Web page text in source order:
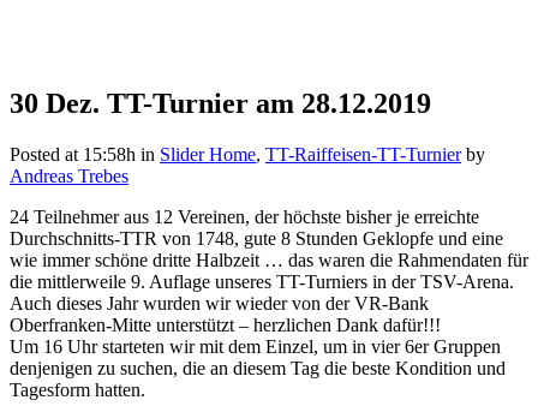
30 Dez. TT-Turnier am 28.12.2019
Posted at 15:58h in Slider Home, TT-Raiffeisen-TT-Turnier by
Andreas Trebes
24 Teilnehmer aus 12 Vereinen, der höchste bisher je erreichte
Durchschnitts-TTR von 1748, gute 8 Stunden Geklopfe und eine
wie immer schöne dritte Halbzeit … das waren die Rahmendaten für
die mittlerweile 9. Auflage unseres TT-Turniers in der TSV-Arena.
Auch dieses Jahr wurden wir wieder von der VR-Bank
Oberfranken-Mitte unterstützt – herzlichen Dank dafür!!!
Um 16 Uhr starteten wir mit dem Einzel, um in vier 6er Gruppen
denjenigen zu suchen, die an diesem Tag die beste Kondition und
Tagesform hatten.